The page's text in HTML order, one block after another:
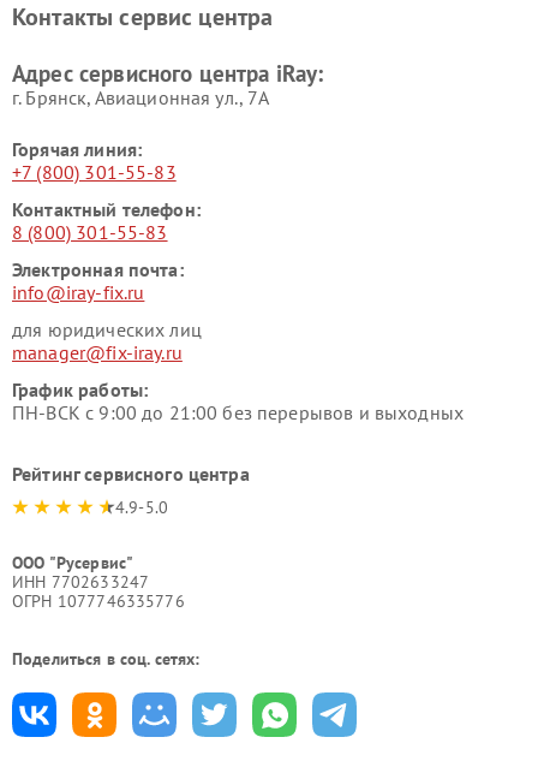
Контакты сервис центра
Адрес сервисного центра iRay:
г. Брянск, Авиационная ул., 7А
Горячая линия:
+7 (800) 301-55-83
Контактный телефон:
8 (800) 301-55-83
Электронная почта:
info@iray-fix.ru
для юридических лиц
manager@fix-iray.ru
График работы:
ПН-ВСК с 9:00 до 21:00 без перерывов и выходных
Рейтинг сервисного центра
4.9-5.0
ООО "Русервис"
ИНН 7702633247
ОГРН 1077746335776
Поделиться в соц. сетях: